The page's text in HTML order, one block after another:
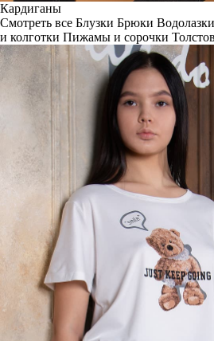
Кардиганы
Смотреть все Блузки Брюки Водолазки
и колготки Пижамы и сорочки